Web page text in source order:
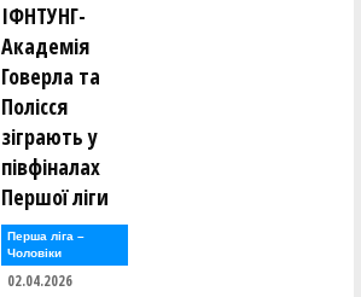
ІФНТУНГ-
Академія
Говерла та
Полісся
зіграють у
півфіналах
Першої ліги
Перша лiга –
Чоловiки
02.04.2026